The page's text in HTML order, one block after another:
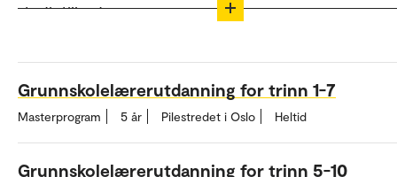
studietilbud.
Grunnskolelærerutdanning for trinn 1-7
Masterprogram 5 år Pilestredet i Oslo Heltid
Grunnskolelærerutdanning for trinn 5-10